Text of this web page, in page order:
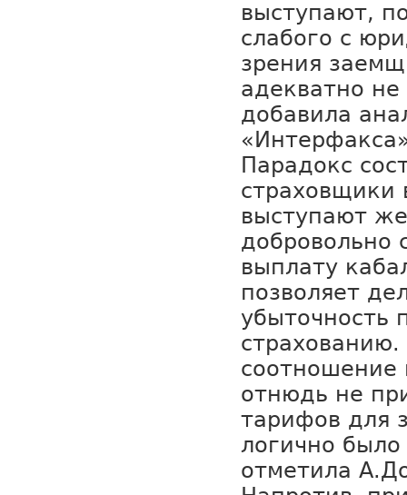
выступают,
слабого с
зрения
адекватно
добавила
Парадокс
страховщики
выступают
добровольно
выплату
позволяет
убыточность
соотношение
отнюдь не
тарифов для
логично
отметила